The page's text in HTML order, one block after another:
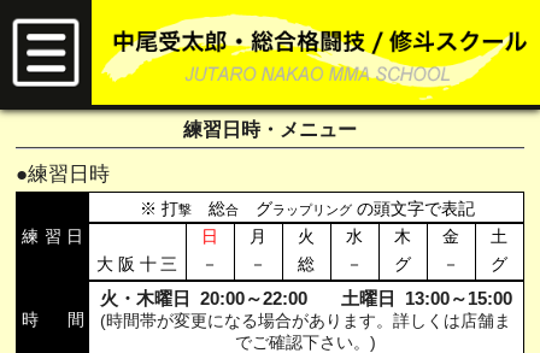
練習日時・メニュー
練習日時
練習 日
打撃 総合 グラップリング の頭文字で表記
日
月 火 水 木 金
土
大阪十 三 － － 総 － グ － グ
時 間
火・木曜日 20:00～22:00 土曜日 13:00～15:00
(時間帯が変更になる場合があります。詳しくは店舗ま
でご確認下さい。)